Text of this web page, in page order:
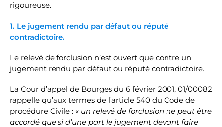
rigoureuse.
1. Le jugement rendu par défaut ou réputé
contradictoire.
Le relevé de forclusion n’est ouvert que contre un
jugement rendu par défaut ou réputé contradictoire.
La Cour d’appel de Bourges du 6 février 2001, 01/00082
rappelle qu’aux termes de l’article 540 du Code de
procédure Civile : « un relevé de forclusion ne peut être
accordé que si d’une part le jugement devant faire